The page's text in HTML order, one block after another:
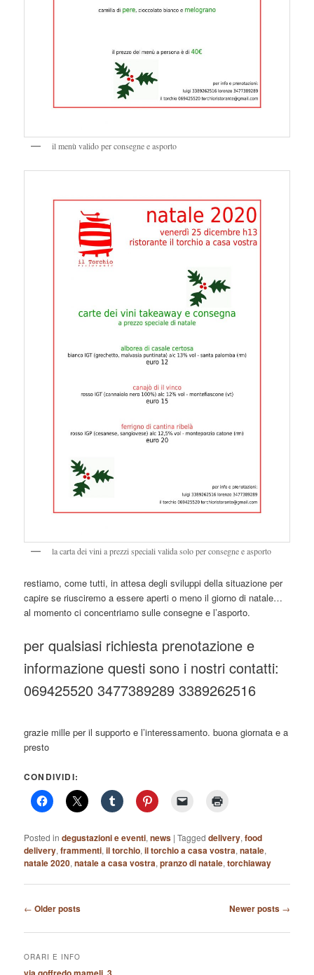
il menù valido per consegne e asporto
la carta dei vini a prezzi speciali valida solo per consegne e asporto
restiamo, come tutti, in attesa degli sviluppi della situazione per
capire se riusciremo a essere aperti o meno il giorno di natale…
al momento ci concentriamo sulle consegne e l’asporto.
per qualsiasi richiesta prenotazione e
informazione questi sono i nostri contatti:
069425520 3477389289 3389262516
grazie mille per il supporto e l’interessamento. buona giornata e a
presto
CONDIVIDI:
Posted in degustazioni e eventi,news |Tagged delivery,food
delivery,frammenti,il torchio,il torchio a casa vostra,natale,
natale 2020,natale a casa vostra,pranzo di natale,torchiaway
Post
← Older posts Newer posts →
ORARI E INFO